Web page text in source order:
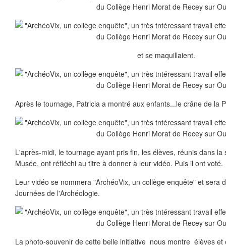
et se maquillaient.
Après le tournage, Patricia a montré aux enfants...le crâne de la
L'après-midi, le tournage ayant pris fin, les élèves, réunis dans
Musée, ont réfléchi au titre à donner à leur vidéo. Puis il ont voté.
Leur vidéo se nommera "ArchéoVix, un collège enquête" et sera
Journées de l'Archéologie.
La photo-souvenir de cette belle initiative nous montre élèves et